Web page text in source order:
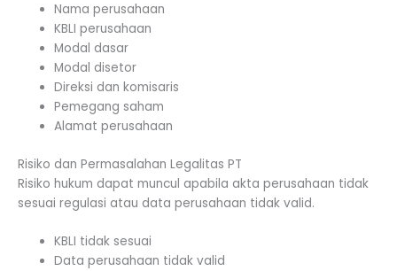
Nama perusahaan
KBLI perusahaan
Modal dasar
Modal disetor
Direksi dan komisaris
Pemegang saham
Alamat perusahaan
Risiko dan Permasalahan Legalitas PT
Risiko hukum dapat muncul apabila akta perusahaan tidak
sesuai regulasi atau data perusahaan tidak valid.
KBLI tidak sesuai
Data perusahaan tidak valid